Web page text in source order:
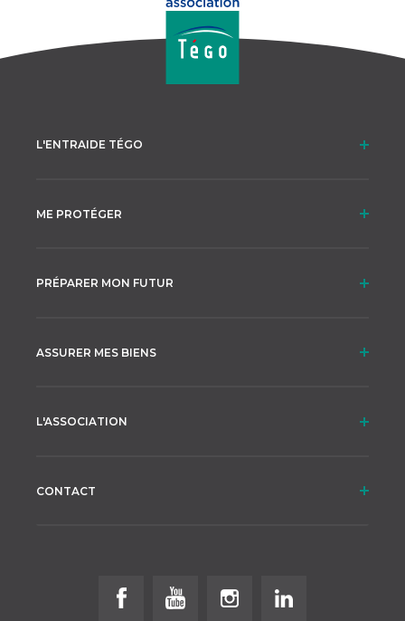
L'ENTRAIDE TÉGO
ME PROTÉGER
PRÉPARER MON FUTUR
ASSURER MES BIENS
L'ASSOCIATION
CONTACT
Follow us on Facebook
Follow us on Youtube
Follow us on Instagram
Follow us on